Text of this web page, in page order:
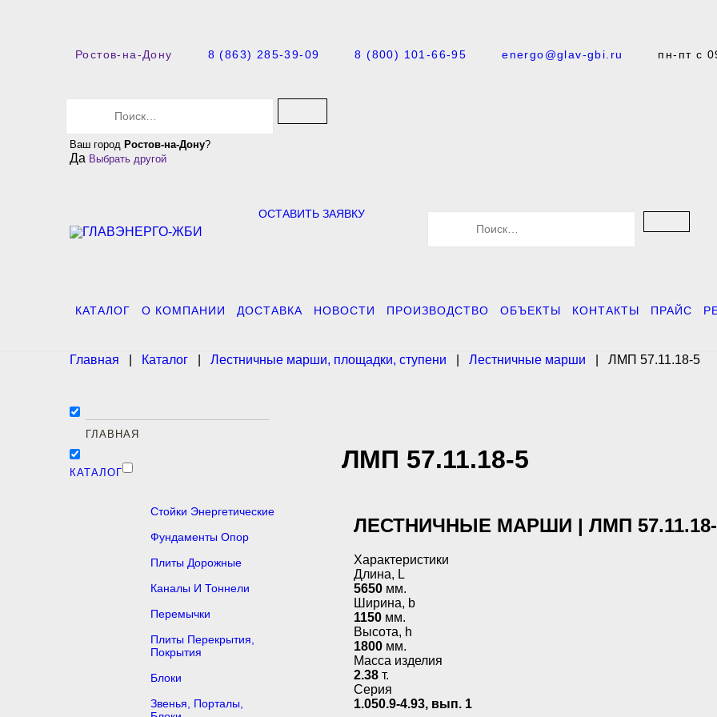
Ростов-на-Дону 8 (863) 285-39-09 8 (800) 101-66-95 energo@glav-gbi.ru пн-пт с
c
Ваш город Ростов-на-Дону?
Да Выбрать другой
ОСТАВИТЬ ЗАЯВКУ
f
o
КАТАЛОГ О КОМПАНИИ ДОСТАВКА НОВОСТИ ПРОИЗВОДСТВО ОБЪЕКТЫ КОНТАКТЫ ПРАЙС
Главная Каталог Лестничные марши, площадки, ступени Лестничные марши ЛМП 57.11.18-5
ЛМП 57.11.18-5
ЛЕСТНИЧНЫЕ МАРШИ | ЛМП
Характеристики
Длина, L
5650 мм.
Ширина, b
1150 мм.
Высота, h
1800 мм.
Масса изделия
2.38 т.
Серия
1.050.9-4.93, вып. 1
ГЛАВНАЯ
КАТАЛОГ
Стойки Энергетические
Фундаменты Опор
Плиты Дорожные
Каналы И Тоннели
Перемычки
Плиты Перекрытия,
Покрытия
Блоки
Звенья, Порталы,